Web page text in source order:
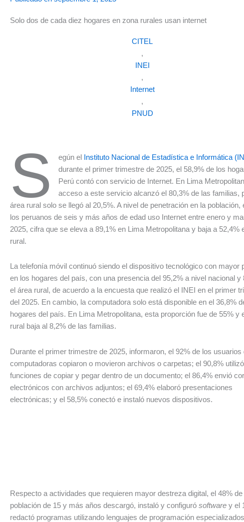
Solo dos de cada diez hogares en zona rurales usan internet
CITEL
,
INEI
,
Internet
,
PNUD
S egún el Instituto Nacional de Estadística e Informática
durante el primer trimestre de 2025, el 58,9% de los
Perú contó con servicio de Internet. En Lima
acceso a este servicio alcanzó el 80,3% de las familias,
área rural solo se llegó al 20,5%. A nivel de penetración en la población,
los peruanos de seis y más años de edad uso Internet entre enero y
2025, cifra que se eleva a 89,1% en Lima Metropolitana y baja a 52,4%
rural.
La telefonía móvil continuó siendo el dispositivo tecnológico con mayor
en los hogares del país, con una presencia del 95,2% a nivel nacional y
el área rural, de acuerdo a la encuesta que realizó el INEI en el primer
del 2025. En cambio, la computadora solo está disponible en el 36,8%
hogares del país. En Lima Metropolitana, esta proporción fue de 55% y
rural baja al 8,2% de las familias.
Durante el primer trimestre de 2025, informaron, el 92% de los usuarios
computadoras copiaron o movieron archivos o carpetas; el 90,8% utilizó
funciones de copiar y pegar dentro de un documento; el 86,4% envió
electrónicos con archivos adjuntos; el 69,4% elaboró presentaciones
electrónicas; y el 58,5% conectó e instaló nuevos dispositivos.
Respecto a actividades que requieren mayor destreza digital, el 48% de
población de 15 y más años descargó, instaló y configuró software y el
redactó programas utilizando lenguajes de programación